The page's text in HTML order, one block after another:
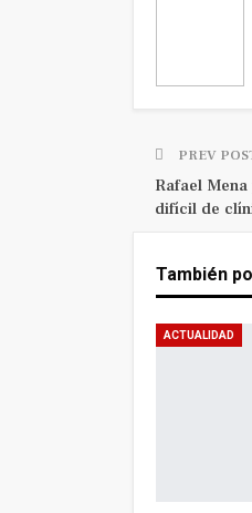
PREV
Rafael
difícil de
También
ACTUALIDAD